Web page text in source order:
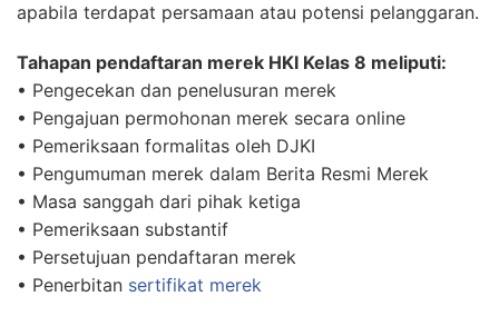
apabila terdapat persamaan atau potensi pelanggaran.
Tahapan pendaftaran merek HKI Kelas 8 meliputi:
• Pengecekan dan penelusuran merek
• Pengajuan permohonan merek secara online
• Pemeriksaan formalitas oleh DJKI
• Pengumuman merek dalam Berita Resmi Merek
• Masa sanggah dari pihak ketiga
• Pemeriksaan substantif
• Persetujuan pendaftaran merek
• Penerbitan sertifikat merek